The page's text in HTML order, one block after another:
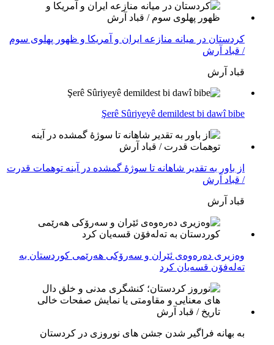
کردستان در میانه منازعە ایران و آمریکا و ظهور پهلوی سوم
/ قباد آرش
قباد آرش
Şerê Sûriyeyê demildest bi dawî bibe
از باور بە تقدیر شاهانه تا سوژهٔ گمشده در آینه توهمات قدرت
/ قباد آرش
قباد آرش
وەزیری دەرەوەی ئێران و سەرۆکی هەرێمی کوردستان بە
تەلەفۆن قسەیان کرد
به بهانه فراگیر شدن جشن های نوروزی در کردستان